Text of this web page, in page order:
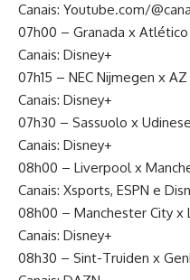
Canais: Youtube.com/
07h00 – Granada x
Canais: Disney+
07h15 – NEC Nijmegen x
Canais: Disney+
07h30 – Sassuolo x
Canais: Disney+
08h00 – Liverpool x
Canais: Xsports, ESPN e
08h00 – Manchester City x
Canais: Disney+
08h30 – Sint-Truiden x